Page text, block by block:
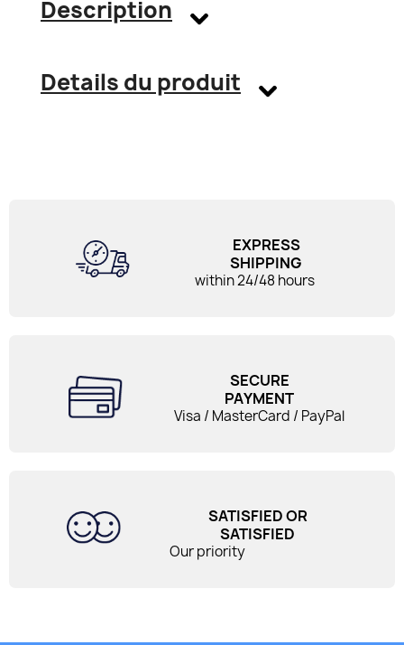
Description
Details du produit
EXPRESS
SHIPPING
within 24/48 hours
SECURE
PAYMENT
Visa / MasterCard / PayPal
SATISFIED OR
SATISFIED
Our priority